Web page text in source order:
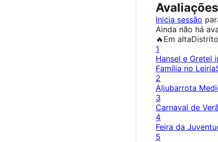
Avaliações
Inicia sessão
Ainda não há
🔥 Em alta
1
Hansel e Gretel
Família no
2
Aljubarrota
3
Carnaval de
4
Feira da
5